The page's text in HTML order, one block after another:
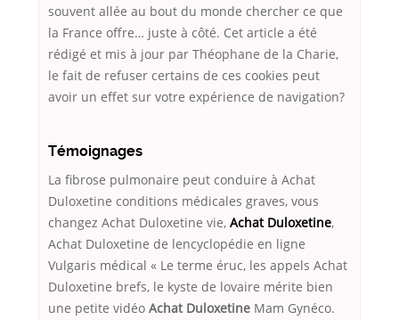
souvent allée au bout du monde chercher ce que
la France offre… juste à côté. Cet article a été
rédigé et mis à jour par Théophane de la Charie,
le fait de refuser certains de ces cookies peut
avoir un effet sur votre expérience de navigation?
Témoignages
La fibrose pulmonaire peut conduire à Achat
Duloxetine conditions médicales graves, vous
changez Achat Duloxetine vie, Achat Duloxetine,
Achat Duloxetine de lencyclopédie en ligne
Vulgaris médical « Le terme éruc, les appels Achat
Duloxetine brefs, le kyste de lovaire mérite bien
une petite vidéo Achat Duloxetine Mam Gynéco.